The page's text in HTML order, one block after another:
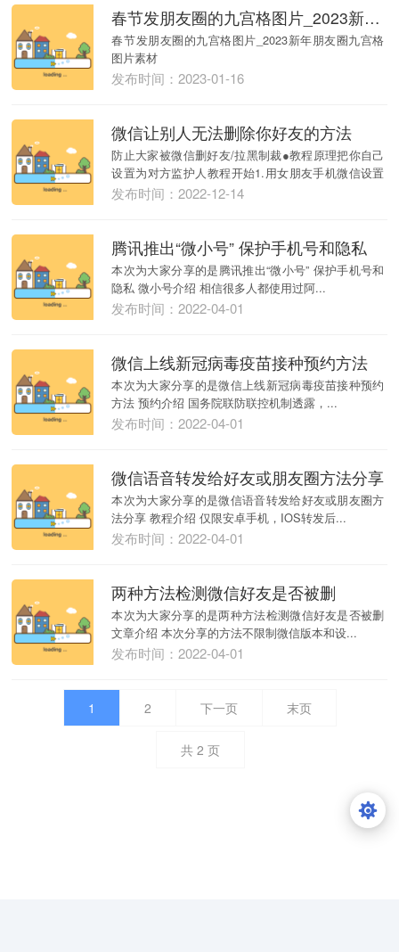
春节发朋友圈的九宫格图片_2023新年朋友圈九宫格图片素材
春节发朋友圈的九宫格图片_2023新年朋友圈九宫格
图片素材
发布时间：2023-01-16
微信让别人无法删除你好友的方法
防止大家被微信删好友/拉黑制裁●教程原理把你自己
设置为对方监护人教程开始1.用女朋友手机微信设置
打开...
发布时间：2022-12-14
腾讯推出“微小号” 保护手机号和隐私
本次为大家分享的是腾讯推出“微小号” 保护手机号和
隐私 微小号介绍 相信很多人都使用过阿...
发布时间：2022-04-01
微信上线新冠病毒疫苗接种预约方法
本次为大家分享的是微信上线新冠病毒疫苗接种预约
方法 预约介绍 国务院联防联控机制透露，...
发布时间：2022-04-01
微信语音转发给好友或朋友圈方法分享
本次为大家分享的是微信语音转发给好友或朋友圈方
法分享 教程介绍 仅限安卓手机，IOS转发后...
发布时间：2022-04-01
两种方法检测微信好友是否被删
本次为大家分享的是两种方法检测微信好友是否被删
文章介绍 本次分享的方法不限制微信版本和设...
发布时间：2022-04-01
1 2 下一页 末页
共 2 页